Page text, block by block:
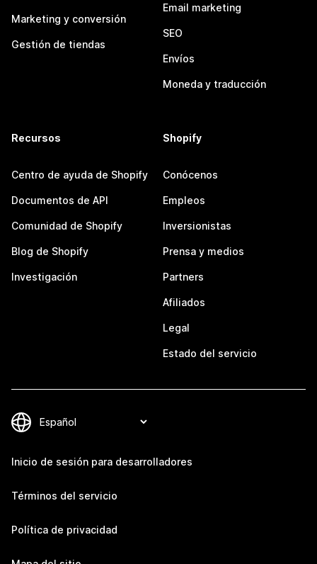
Marketing y conversión
Gestión de tiendas
Email marketing
SEO
Envíos
Moneda y traducción
Recursos
Centro de ayuda de Shopify
Documentos de API
Comunidad de Shopify
Blog de Shopify
Investigación
Shopify
Conócenos
Empleos
Inversionistas
Prensa y medios
Partners
Afiliados
Legal
Estado del servicio
Inicio de sesión para desarrolladores
Términos del servicio
Política de privacidad